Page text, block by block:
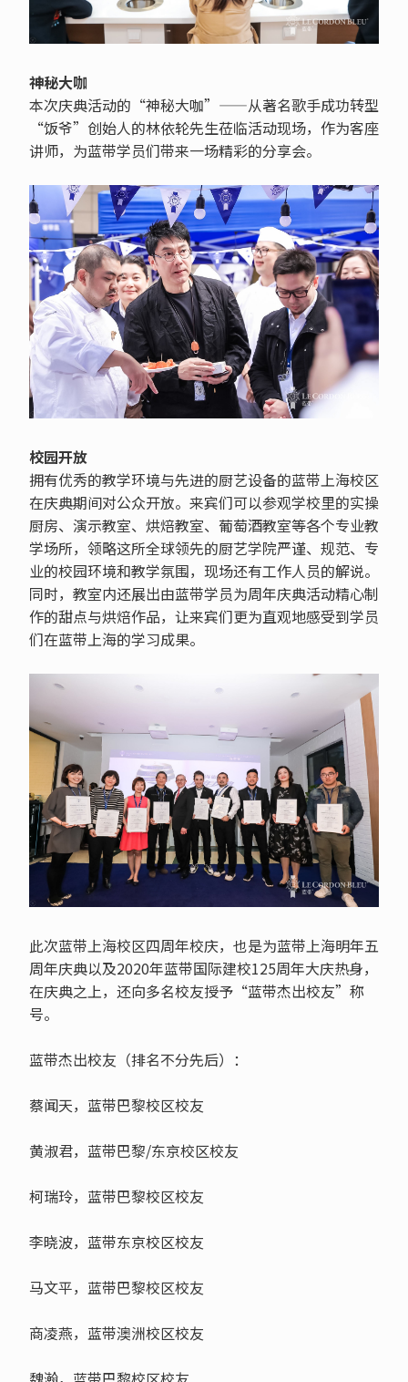
神秘大咖
本次庆典活动的“神秘大咖”——从著名歌手成功转型
“饭爷”创始人的林依轮先生莅临活动现场，作为客座
讲师，为蓝带学员们带来一场精彩的分享会。
校园开放
拥有优秀的教学环境与先进的厨艺设备的蓝带上海校区
在庆典期间对公众开放。来宾们可以参观学校里的实操
厨房、演示教室、烘焙教室、葡萄酒教室等各个专业教
学场所，领略这所全球领先的厨艺学院严谨、规范、专
业的校园环境和教学氛围，现场还有工作人员的解说。
同时，教室内还展出由蓝带学员为周年庆典活动精心制
作的甜点与烘焙作品，让来宾们更为直观地感受到学员
们在蓝带上海的学习成果。
此次蓝带上海校区四周年校庆，也是为蓝带上海明年五
周年庆典以及2020年蓝带国际建校125周年大庆热身，
在庆典之上，还向多名校友授予“蓝带杰出校友”称
号。
蓝带杰出校友（排名不分先后）：
蔡闻天，蓝带巴黎校区校友
黄淑君，蓝带巴黎/东京校区校友
柯瑞玲，蓝带巴黎校区校友
李晓波，蓝带东京校区校友
马文平，蓝带巴黎校区校友
商凌燕，蓝带澳洲校区校友